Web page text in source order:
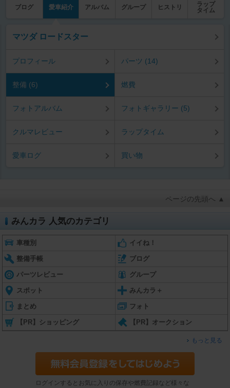
ブログ 愛車紹介 アルバム グループ ヒストリ
ラップ
タイム
マツダ ロードスター
プロフィール パーツ (14)
整備 (6) 燃費
フォトアルバム フォトギャラリー (5)
クルマレビュー ラップタイム
愛車ログ 買い物
ページの先頭へ ▲
みんカラ 人気のカテゴリ
車種別 イイね！
整備手帳 ブログ
パーツレビュー グループ
スポット みんカラ＋
まとめ フォト
【PR】ショッピング 【PR】オークション
もっと見る
ログインするとお気に入りの保存や燃費記録など様々な